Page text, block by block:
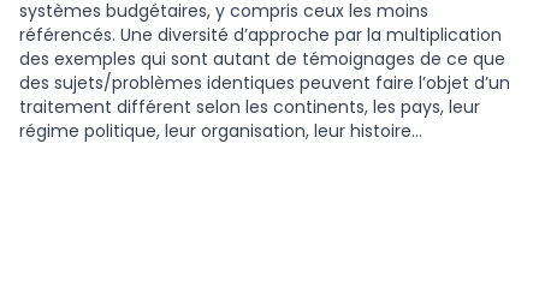
systèmes budgétaires, y compris ceux les moins
référencés. Une diversité d’approche par la multiplication
des exemples qui sont autant de témoignages de ce que
des sujets/problèmes identiques peuvent faire l’objet d’un
traitement différent selon les continents, les pays, leur
régime politique, leur organisation, leur histoire…